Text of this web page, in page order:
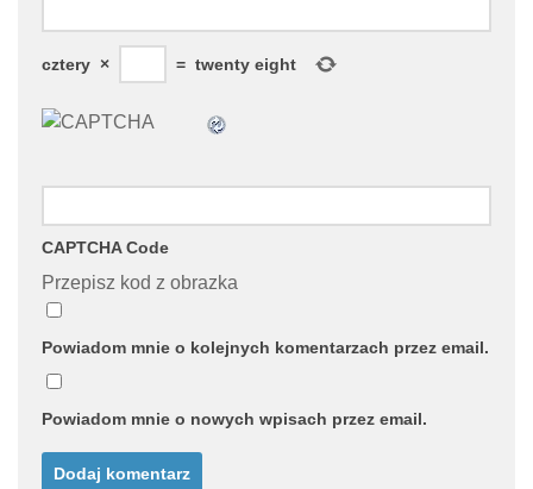
cztery × = twenty eight
CAPTCHA Code
Przepisz kod z obrazka
Powiadom mnie o kolejnych komentarzach przez email.
Powiadom mnie o nowych wpisach przez email.